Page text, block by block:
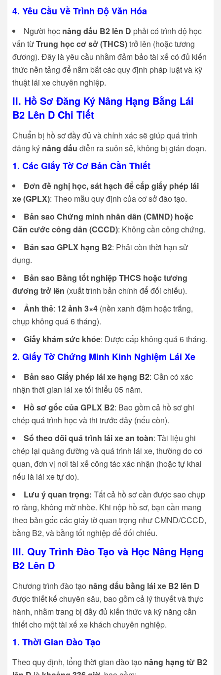
4. Yêu Cầu Về Trình Độ Văn Hóa
Người học nâng dấu B2 lên D phải có trình độ học
vấn từTrung học cơ sở (THCS)trở lên (hoặc tương
đương). Đây là yêu cầu nhằm đảm bảo tài xế có đủ kiến
thức nền tảng để nắm bắt các quy định pháp luật và kỹ
thuật lái xe chuyên nghiệp.
II. Hồ Sơ Đăng Ký Nâng Hạng Bằng Lái
B2 Lên D Chi Tiết
Chuẩn bị hồ sơ đầy đủ và chính xác sẽ giúp quá trình
đăng ký nâng dấu diễn ra suôn sẻ, không bị gián đoạn.
1. Các Giấy Tờ Cơ Bản Cần Thiết
Đơn đề nghị học, sát hạch để cấp giấy phép lái
xe (GPLX): Theo mẫu quy định của cơ sở đào tạo.
Bản sao Chứng minh nhân dân (CMND) hoặc
Căn cước công dân (CCCD): Không cần công chứng.
Bản sao GPLX hạng B2: Phải còn thời hạn sử
dụng.
Bản sao Bằng tốt nghiệp THCS hoặc tương
đương trở lên (xuất trình bản chính để đối chiếu).
Ảnh thẻ: 12 ảnh 3×4 (nền xanh đậm hoặc trắng,
chụp không quá 6 tháng).
Giấy khám sức khỏe: Được cấp không quá 6 tháng.
2. Giấy Tờ Chứng Minh Kinh Nghiệm Lái Xe
Bản sao Giấy phép lái xe hạng B2: Cần có xác
nhận thời gian lái xe tối thiểu 05 năm.
Hồ sơ gốc của GPLX B2: Bao gồm cả hồ sơ ghi
chép quá trình học và thi trước đây (nếu còn).
Sổ theo dõi quá trình lái xe an toàn: Tài liệu ghi
chép lại quãng đường và quá trình lái xe, thường do cơ
quan, đơn vị nơi tài xế công tác xác nhận (hoặc tự khai
nếu là lái xe tự do).
Lưu ý quan trọng: Tất cả hồ sơ cần được sao chụp
rõ ràng, không mờ nhòe. Khi nộp hồ sơ, bạn cần mang
theo bản gốc các giấy tờ quan trọng như CMND/CCCD,
bằng B2, và bằng tốt nghiệp để đối chiếu.
III. Quy Trình Đào Tạo và Học Nâng Hạng
B2 Lên D
Chương trình đào tạo nâng dấu bằng lái xe B2 lên D
được thiết kế chuyên sâu, bao gồm cả lý thuyết và thực
hành, nhằm trang bị đầy đủ kiến thức và kỹ năng cần
thiết cho một tài xế xe khách chuyên nghiệp.
1. Thời Gian Đào Tạo
Theo quy định, tổng thời gian đào tạo nâng hạng từ B2